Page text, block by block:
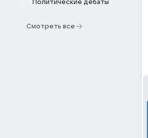
Политические дебаты
Смотреть все